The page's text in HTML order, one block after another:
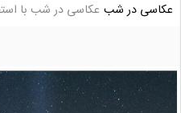
عکاسی در شب عکاسی در شب با